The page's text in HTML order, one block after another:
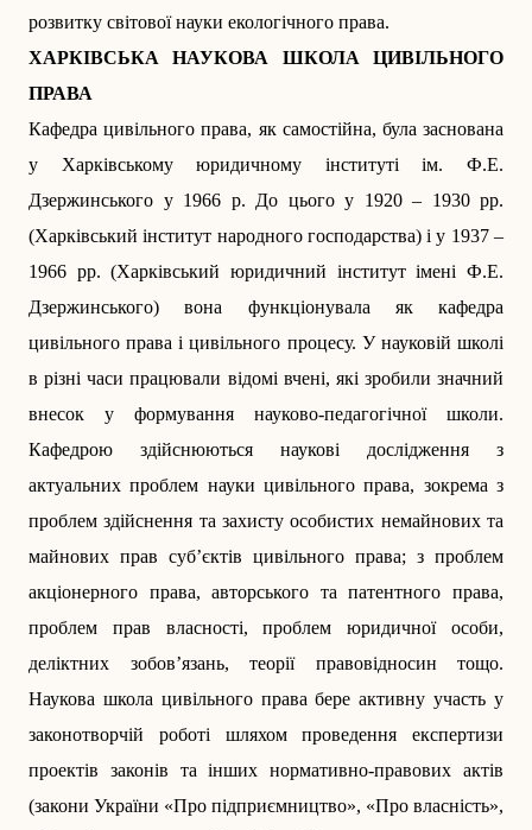
розвитку світової науки екологічного права.
ХАРКІВСЬКА НАУКОВА ШКОЛА ЦИВІЛЬНОГО
ПРАВА
Кафедра цивільного права, як самостійна, була заснована
у Харківському юридичному інституті ім. Ф.Е.
Дзержинського у 1966 р. До цього у 1920 – 1930 рр.
(Харківський інститут народного господарства) і у 1937 –
1966 рр. (Харківський юридичний інститут імені Ф.Е.
Дзержинського) вона функціонувала як кафедра
цивільного права і цивільного процесу. У науковій школі
в різні часи працювали відомі вчені, які зробили значний
внесок у формування науково-педагогічної школи.
Кафедрою здійснюються наукові дослідження з
актуальних проблем науки цивільного права, зокрема з
проблем здійснення та захисту особистих немайнових та
майнових прав суб’єктів цивільного права; з проблем
акціонерного права, авторського та патентного права,
проблем прав власності, проблем юридичної особи,
деліктних зобов’язань, теорії правовідносин тощо.
Наукова школа цивільного права бере активну участь у
законотворчій роботі шляхом проведення експертизи
проектів законів та інших нормативно-правових актів
(закони України «Про підприємництво», «Про власність»,